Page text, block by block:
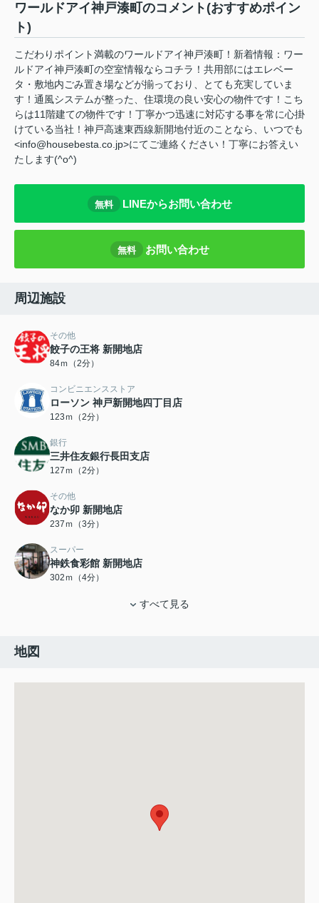
ワールドアイ神戸湊町のコメント(おすすめポイン
ト)
こだわりポイント満載のワールドアイ神戸湊町！新着情報：ワー
ルドアイ神戸湊町の空室情報ならコチラ！共用部にはエレベー
タ・敷地内ごみ置き場などが揃っており、とても充実していま
す！通風システムが整った、住環境の良い安心の物件です！こち
らは11階建ての物件です！丁寧かつ迅速に対応する事を常に心掛
けている当社！神戸高速東西線新開地付近のことなら、いつでも
<info@housebesta.co.jp>にてご連絡ください！丁寧にお答えい
たします(^o^)
無料 LINEからお問い合わせ
無料 お問い合わせ
周辺施設
その他
餃子の王将 新開地店
84ｍ（2分）
コンビニエンスストア
ローソン 神戸新開地四丁目店
123ｍ（2分）
銀行
三井住友銀行長田支店
127ｍ（2分）
その他
なか卯 新開地店
237ｍ（3分）
スーパー
神鉄食彩館 新開地店
302ｍ（4分）
すべて見る
地図